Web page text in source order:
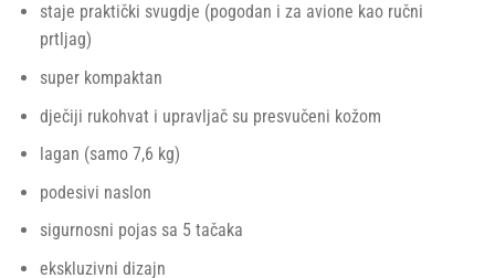
staje praktički svugdje (pogodan i za avione kao ručni
prtljag)
super kompaktan
dječiji rukohvat i upravljač su presvučeni kožom
lagan (samo 7,6 kg)
podesivi naslon
sigurnosni pojas sa 5 tačaka
ekskluzivni dizajn